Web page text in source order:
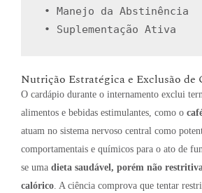
∙ Manejo da
Nutrição Estratégica e Exclusão de
O cardápio durante o internamento exclui
alimentos e bebidas estimulantes, como o
atuam no sistema nervoso central como
comportamentais e químicos para o ato de
se uma dieta saudável, porém não
calórico. A ciência comprova que tentar